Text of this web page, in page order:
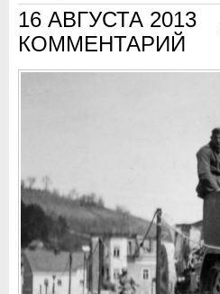
16 АВГУСТА 2013
КОММЕНТАРИЙ